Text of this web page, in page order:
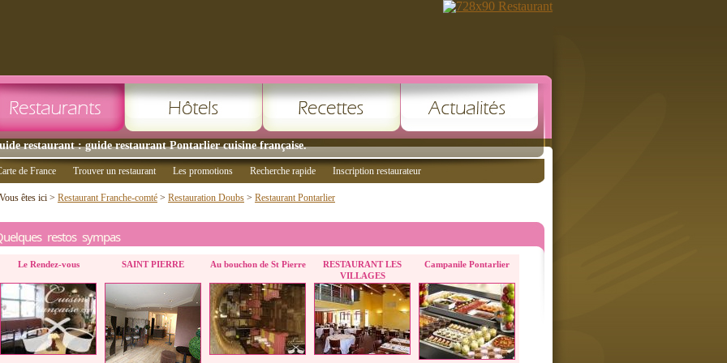
restaurant : guide restaurant Pontarlier cuisine française.
de France Trouver un restaurant Les promotions Recherche rapide Inscription restaurateur
Vous êtes ici > Restaurant Franche-comté > Restauration Doubs > Restaurant Pontarlier
restos sympas
Le Rendez-vous SAINT PIERRE Au bouchon de St Pierre
RESTAURANT LES
VILLAGES
Campanile Pontarlier